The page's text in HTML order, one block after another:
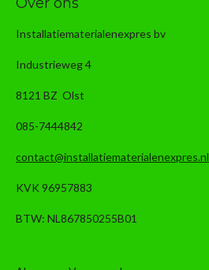
Installatiematerialenexpres bv
Industrieweg 4
8121 BZ Olst
085-7444842
contact@installatiematerialenexpres.nl
KVK 96957883
BTW: NL867850255B01